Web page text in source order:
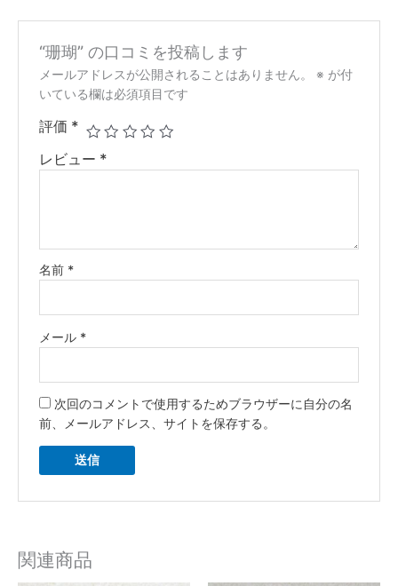
“珊瑚” の口コミを投稿します
メールアドレスが公開されることはありません。 ※ が付
いている欄は必須項目です
評価 *
レビュー *
名前 *
メール *
次回のコメントで使用するためブラウザーに自分の名
前、メールアドレス、サイトを保存する。
関連商品